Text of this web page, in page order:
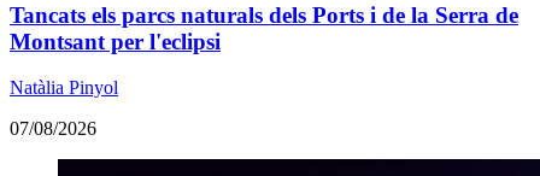
Tancats els parcs naturals dels Ports i de la Serra de
Montsant per l'eclipsi
Natàlia Pinyol
07/08/2026